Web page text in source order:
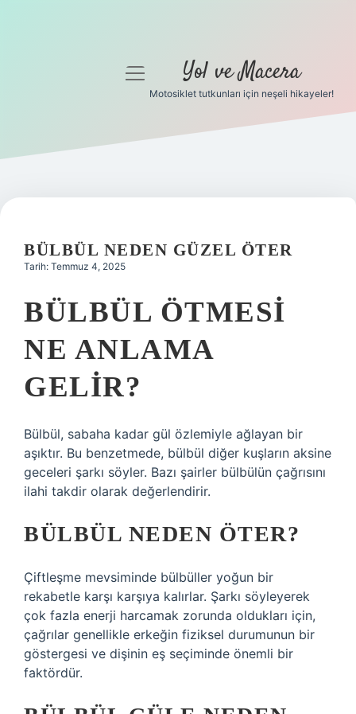
Gizlilik Politikası
Yasal Uyarı
menüyü
Yol ve Macera
Motosiklet tutkunları için neşeli hikayeler!
BÜLBÜL NEDEN GÜZEL ÖTER
Tarih: Temmuz 4, 2025
BÜLBÜL ÖTMESI
NE ANLAMA
GELIR?
Bülbül, sabaha kadar gül özlemiyle ağlayan bir
aşıktır. Bu benzetmede, bülbül diğer kuşların aksine
geceleri şarkı söyler. Bazı şairler bülbülün çağrısını
ilahi takdir olarak değerlendirir.
BÜLBÜL NEDEN ÖTER?
Çiftleşme mevsiminde bülbüller yoğun bir
rekabetle karşı karşıya kalırlar. Şarkı söyleyerek
çok fazla enerji harcamak zorunda oldukları için,
çağrılar genellikle erkeğin fiziksel durumunun bir
göstergesi ve dişinin eş seçiminde önemli bir
faktördür.